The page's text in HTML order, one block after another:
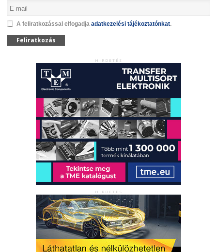
A feliratkozással elfogadja adatkezelési tájékoztatónkat.
Feliratkozás
HIRDETÉS
HIRDETÉS